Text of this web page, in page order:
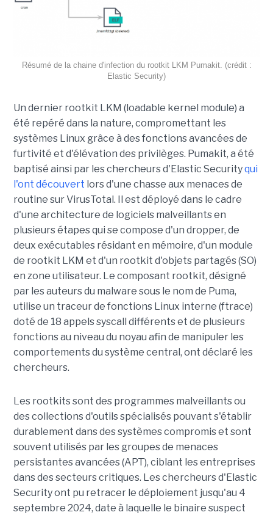
Résumé de la chaine d'infection du rootkit LKM Pumakit. (crédit :
Elastic Security)
Un dernier rootkit LKM (loadable kernel module) a
été repéré dans la nature, compromettant les
systèmes Linux grâce à des fonctions avancées de
furtivité et d'élévation des privilèges. Pumakit, a été
baptisé ainsi par les chercheurs d'Elastic Securityqui
l'ont découvert lors d'une chasse aux menaces de
routine sur VirusTotal. Il est déployé dans le cadre
d'une architecture de logiciels malveillants en
plusieurs étapes qui se compose d'un dropper, de
deux exécutables résidant en mémoire, d'un module
de rootkit LKM et d'un rootkit d'objets partagés (SO)
en zone utilisateur. Le composant rootkit, désigné
par les auteurs du malware sous le nom de Puma,
utilise un traceur de fonctions Linux interne (ftrace)
doté de 18 appels syscall différents et de plusieurs
fonctions au niveau du noyau afin de manipuler les
comportements du système central, ont déclaré les
chercheurs.
Les rootkits sont des programmes malveillants ou
des collections d'outils spécialisés pouvant s'établir
durablement dans des systèmes compromis et sont
souvent utilisés par les groupes de menaces
persistantes avancées (APT), ciblant les entreprises
dans des secteurs critiques. Les chercheurs d'Elastic
Security ont pu retracer le déploiement jusqu'au 4
septembre 2024, date à laquelle le binaire suspect